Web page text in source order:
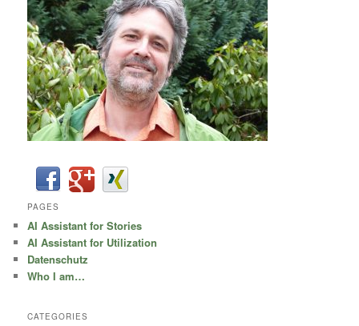
PAGES
AI Assistant for Stories
AI Assistant for Utilization
Datenschutz
Who I am…
CATEGORIES